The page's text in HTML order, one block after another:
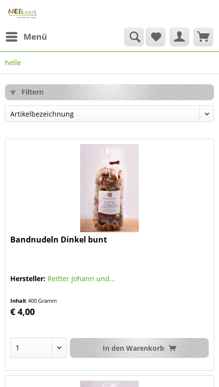
Menü
helle
Filtern
Bandnudeln Dinkel bunt
Hersteller: Reitter Johann und...
Inhalt400 Gramm
€ 4,00
In den Warenkorb